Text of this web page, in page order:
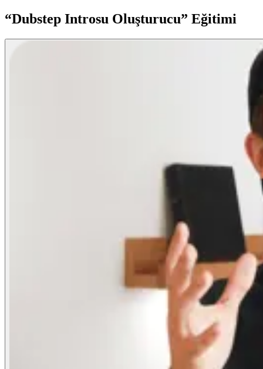
“Dubstep Introsu Oluşturucu” Eğitimi